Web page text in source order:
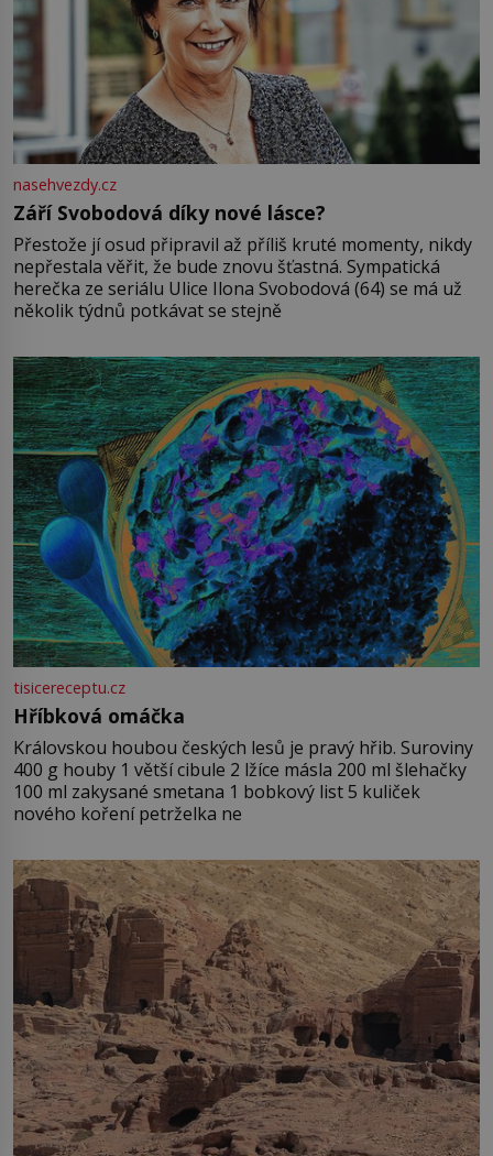
nasehvezdy.cz
Září Svobodová díky nové lásce?
Přestože jí osud připravil až příliš kruté momenty, nikdy
nepřestala věřit, že bude znovu šťastná. Sympatická
herečka ze seriálu Ulice Ilona Svobodová (64) se má už
několik týdnů potkávat se stejně
tisicereceptu.cz
Hříbková omáčka
Královskou houbou českých lesů je pravý hřib. Suroviny
400 g houby 1 větší cibule 2 lžíce másla 200 ml šlehačky
100 ml zakysané smetana 1 bobkový list 5 kuliček
nového koření petrželka ne